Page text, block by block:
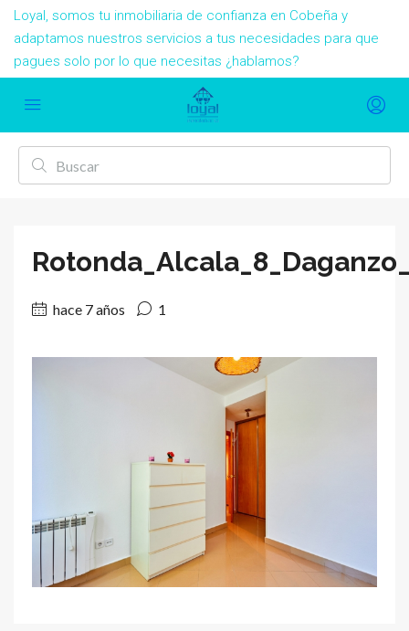
Loyal, somos tu inmobiliaria de confianza en Cobeña y
adaptamos nuestros servicios a tus necesidades para que
pagues solo por lo que necesitas ¿hablamos?
hace 7 años 1